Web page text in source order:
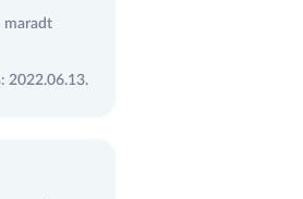
maradt
2022.06.13.